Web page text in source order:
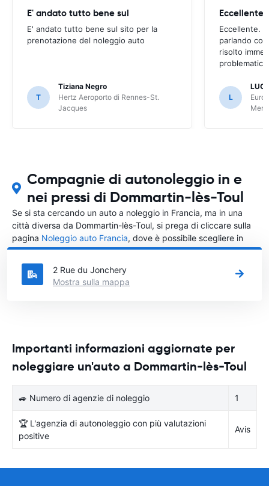
E' andato tutto bene sul
E' andato tutto bene sul sito per la
prenotazione del noleggio auto
T
Tiziana Negro
Hertz Aeroporto di Rennes-St.
Jacques
Eccellente.
parlando
risolto
L
Compagnie di autonoleggio in e
nei pressi di Dommartin-lès-Toul
Se si sta cercando un auto a noleggio in Francia, ma in una
città diversa da Dommartin-lès-Toul, si prega di cliccare sulla
pagina Noleggio auto Francia, dove è possibile scegliere in
quale città in Francia si vuole noleggiare l'auto.
2 Rue du Jonchery
Mostra sulla mappa
Importanti informazioni aggiornate per
noleggiare un'auto a Dommartin-lès-Toul
🚙 Numero di agenzie di noleggio 1
🏆 L'agenzia di autonoleggio con più valutazioni
positive
Avis